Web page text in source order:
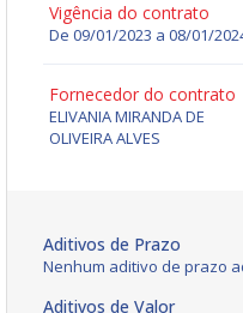
Vigência do contrato
De 09/01/2023 a 08/01/
Fornecedor do contrato
ELIVANIA MIRANDA DE
OLIVEIRA ALVES
Aditivos de Prazo
Nenhum aditivo de prazo
Aditivos de Valor